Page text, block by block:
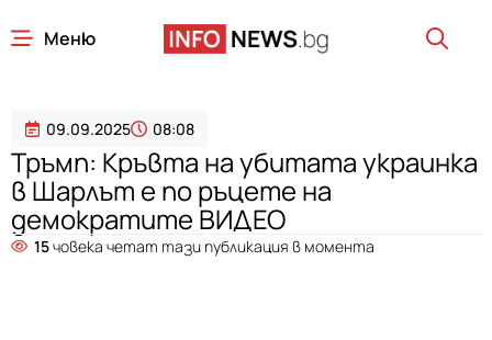
Меню
09.09.2025 08:08
Тръмп: Кръвта на убитата украинка
в Шарлът е по ръцете на
демократите ВИДЕО
15човека четат тази публикация в момента